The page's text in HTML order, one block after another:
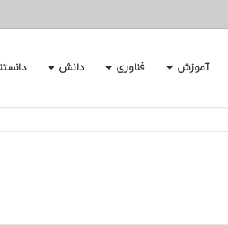
آموزش فناوری دانش